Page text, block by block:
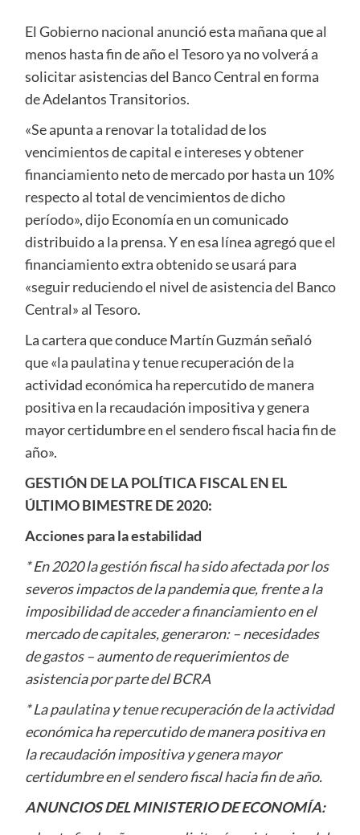
El Gobierno nacional anunció esta mañana que al
menos hasta fin de año el Tesoro ya no volverá a
solicitar asistencias del Banco Central en forma
de Adelantos Transitorios.
«Se apunta a renovar la totalidad de los
vencimientos de capital e intereses y obtener
financiamiento neto de mercado por hasta un 10%
respecto al total de vencimientos de dicho
período», dijo Economía en un comunicado
distribuido a la prensa. Y en esa línea agregó que el
financiamiento extra obtenido se usará para
«seguir reduciendo el nivel de asistencia del Banco
Central» al Tesoro.
La cartera que conduce Martín Guzmán señaló
que «la paulatina y tenue recuperación de la
actividad económica ha repercutido de manera
positiva en la recaudación impositiva y genera
mayor certidumbre en el sendero fiscal hacia fin de
año».
GESTIÓN DE LA POLÍTICA FISCAL EN EL
ÚLTIMO BIMESTRE DE 2020:
Acciones para la estabilidad
* En 2020 la gestión fiscal ha sido afectada por los
severos impactos de la pandemia que, frente a la
imposibilidad de acceder a financiamiento en el
mercado de capitales, generaron: – necesidades
de gastos – aumento de requerimientos de
asistencia por parte del BCRA
* La paulatina y tenue recuperación de la actividad
económica ha repercutido de manera positiva en
la recaudación impositiva y genera mayor
certidumbre en el sendero fiscal hacia fin de año.
ANUNCIOS DEL MINISTERIO DE ECONOMÍA: